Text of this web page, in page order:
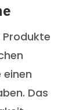
Produkte
Das